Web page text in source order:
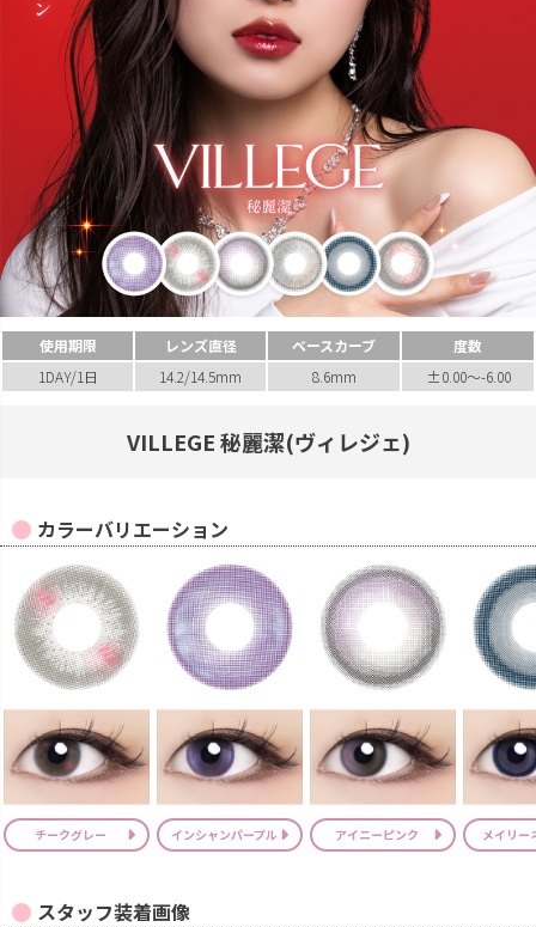
使用期限 レンズ直径 ベースカーブ
度数
1DAY/1日
14.2/14.5mm 8.6mm ±0.00～-6.00
VILLEGE 秘麗潔(ヴィレジェ)
カラーバリエーション
チークグレー インシャンパープル アイニーピンク メイリー
スタッフ装着画像